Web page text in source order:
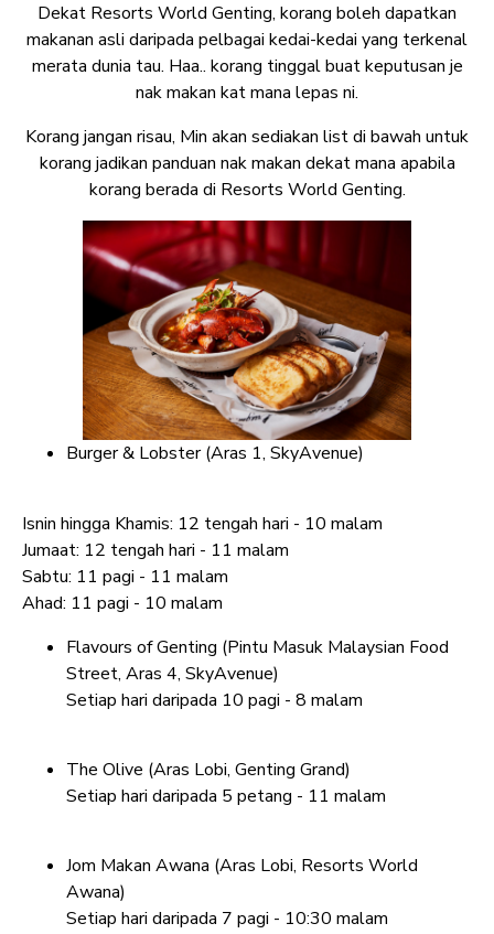
Dekat Resorts World Genting, korang boleh dapatkan
makanan asli daripada pelbagai kedai-kedai yang terkenal
merata dunia tau. Haa.. korang tinggal buat keputusan je
nak makan kat mana lepas ni.
Korang jangan risau, Min akan sediakan list di bawah untuk
korang jadikan panduan nak makan dekat mana apabila
korang berada di Resorts World Genting.
Burger & Lobster (Aras 1, SkyAvenue)
Isnin hingga Khamis: 12 tengah hari - 10 malam
Jumaat: 12 tengah hari - 11 malam
Sabtu: 11 pagi - 11 malam
Ahad: 11 pagi - 10 malam
Flavours of Genting (Pintu Masuk Malaysian Food
Street, Aras 4, SkyAvenue)
Setiap hari daripada 10 pagi - 8 malam
The Olive (Aras Lobi, Genting Grand)
Setiap hari daripada 5 petang - 11 malam
Jom Makan Awana (Aras Lobi, Resorts World
Awana)
Setiap hari daripada 7 pagi - 10:30 malam